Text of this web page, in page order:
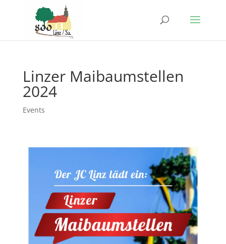
Linzer Maibaumstellen
2024
Events